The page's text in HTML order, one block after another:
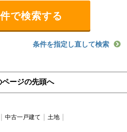
条件を指定し直して検索
ページの先頭へ
中古一戸建て
土地